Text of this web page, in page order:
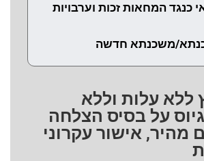
כנגד המחאות זכות וערבויות
משכנתא חדשה
ללא עלות וללא
על בסיס הצלחה
מהיר, אישור עקרוני